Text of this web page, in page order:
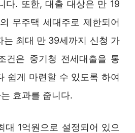
다. 또한, 대출 대상은 만 19
무주택 세대주로 제한되어
는 최대 만 39세까지 신청 가
건은 중기청 전세대출을 통
쉽게 마련할 수 있도록 하여
효과를 줍니다.
대 1억원으로 설정되어 있으